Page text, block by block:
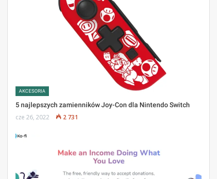
AKCESORIA
5 najlepszych zamienników Joy-Con dla Nintendo Switch
cze 26, 2022 2 731